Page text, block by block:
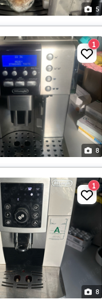
5
8
1
8
1